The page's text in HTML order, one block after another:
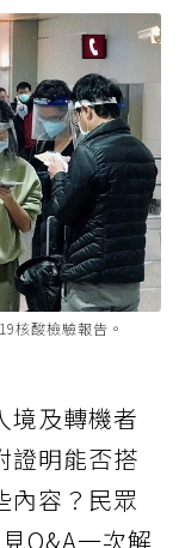
核酸檢驗報告。
境及轉機者
證明能否搭
內容？民眾
Q&A一次解